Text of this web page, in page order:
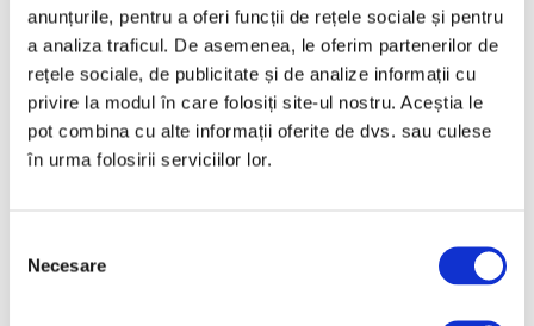
anunțurile, pentru a oferi funcții de rețele sociale și pentru
a analiza traficul. De asemenea, le oferim partenerilor de
rețele sociale, de publicitate și de analize informații cu
privire la modul în care folosiți site-ul nostru. Aceștia le
pot combina cu alte informații oferite de dvs. sau culese
în urma folosirii serviciilor lor.
consimțământului
NecesareCoon One, de la artă stradală la